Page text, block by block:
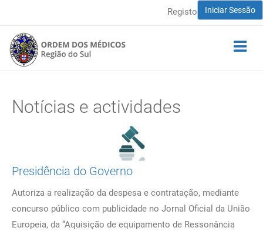
Iniciar Sessão
Registo
Notícias e actividades
Presidência do Governo
Autoriza a realização da despesa e contratação, mediante
concurso público com publicidade no Jornal Oficial da União
Europeia, da “Aquisição de equipamento de Ressonância